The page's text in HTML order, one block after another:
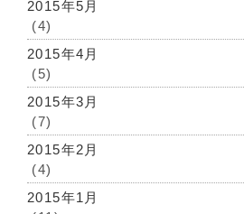
2015年5月
(4)
2015年4月
(5)
2015年3月
(7)
2015年2月
(4)
2015年1月